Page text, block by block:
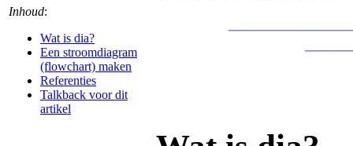
Inhoud:
Wat is dia?
Een stroomdiagram
(flowchart) maken
Referenties
Talkback voor dit
artikel